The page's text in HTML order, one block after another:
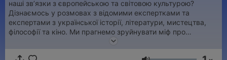
наші зв’язки з європейською та світовою культурою?
Дізнаємось у розмовах з відомими експертками та
експертами з української історії, літератури, мистецтва,
філософії та кіно. Ми прагнемо зруйнувати міф про
провінційність української культури. Підписуйтесь та